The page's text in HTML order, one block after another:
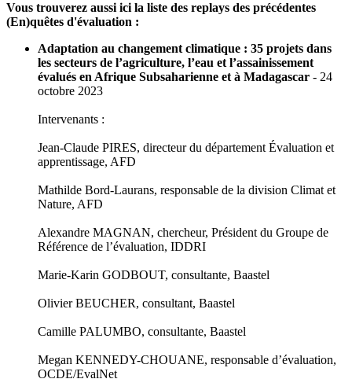
Vous trouverez aussi ici la liste des replays des précédentes
(En)quêtes d'évaluation :
Adaptation au changement climatique : 35 projets dans
les secteurs de l’agriculture, l’eau et l’assainissement
évalués en Afrique Subsaharienne et à Madagascar - 24
octobre 2023
Intervenants :
Jean-Claude PIRES, directeur du département Évaluation et
apprentissage, AFD
Mathilde Bord-Laurans, responsable de la division Climat et
Nature, AFD
Alexandre MAGNAN, chercheur, Président du Groupe de
Référence de l’évaluation, IDDRI
Marie-Karin GODBOUT, consultante, Baastel
Olivier BEUCHER, consultant, Baastel
Camille PALUMBO, consultante, Baastel
Megan KENNEDY-CHOUANE, responsable d’évaluation,
OCDE/EvalNet